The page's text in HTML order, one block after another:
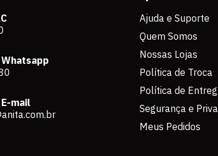
mail
Ajuda e Suporte
Quem Somos
Nossas Lojas
Política de Troca
Política de
Segurança e
Meus Pedidos